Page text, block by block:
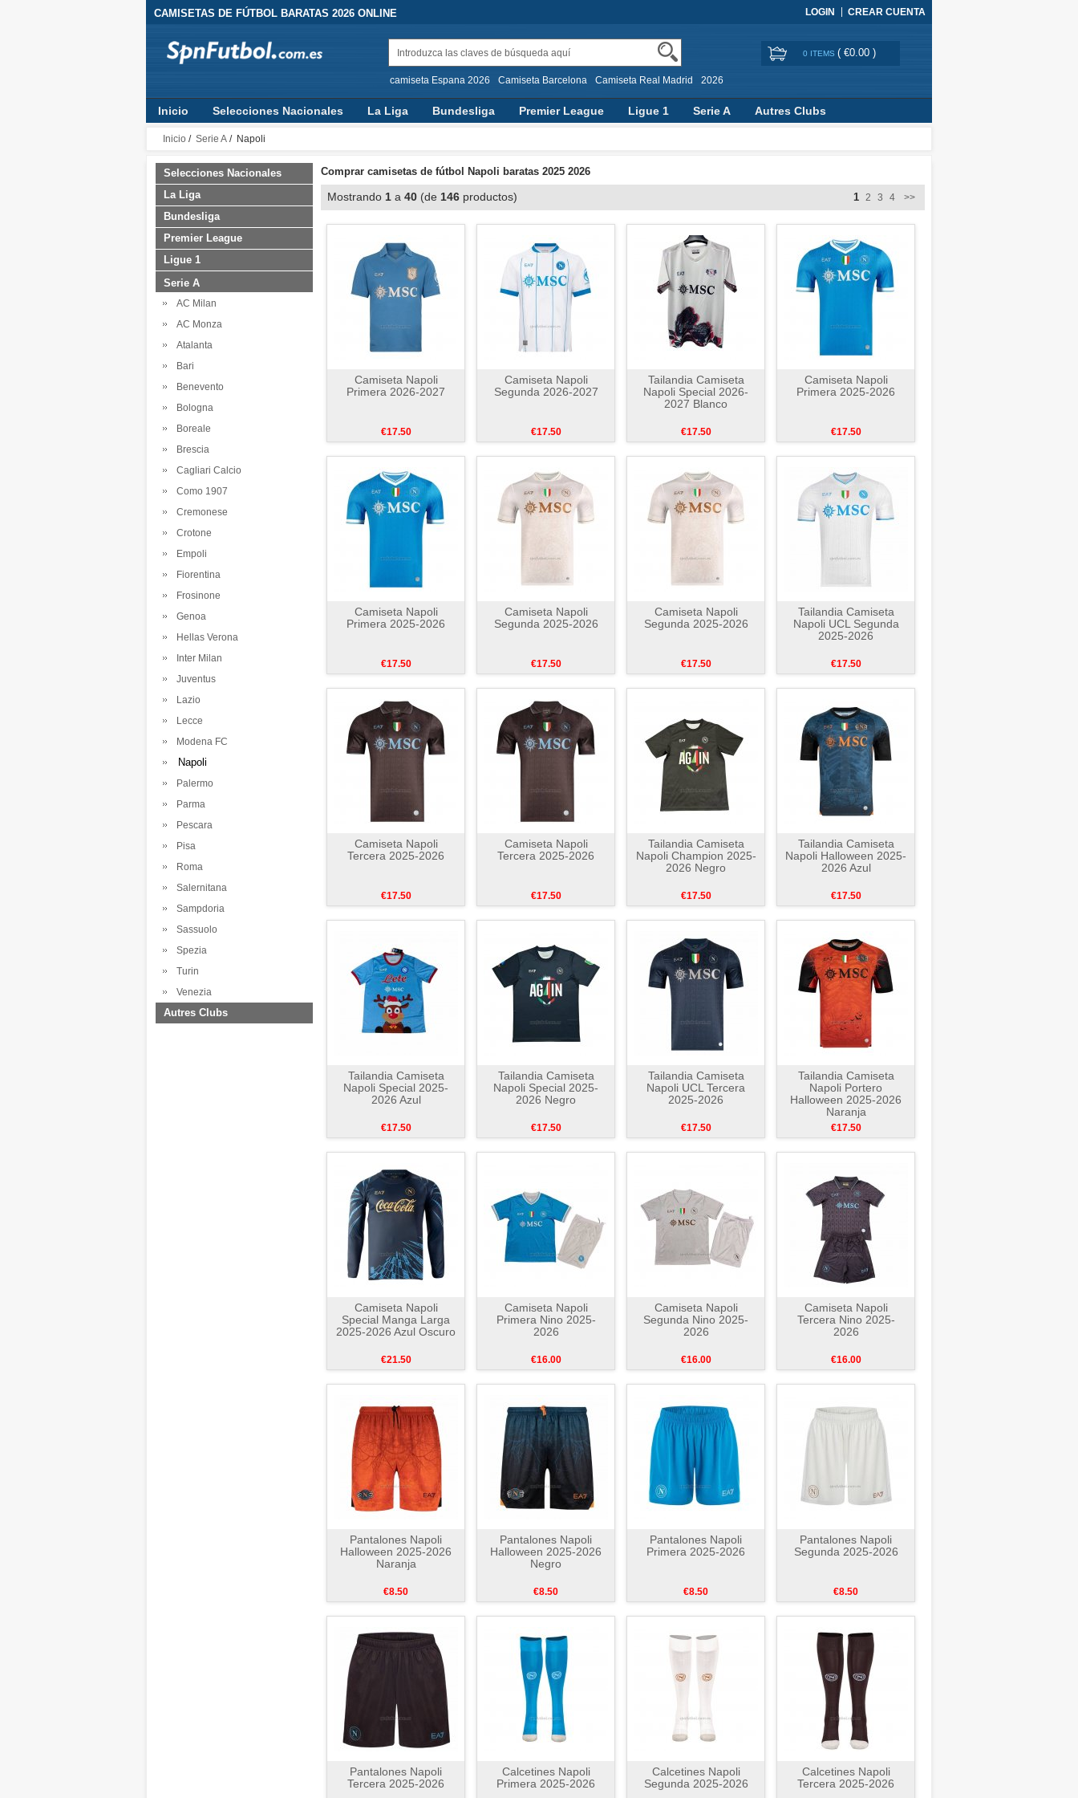
CAMISETAS DE FÚTBOL BARATAS 2026 ONLINE LOGIN CREAR CUENTA
camiseta Espana 2026 Camiseta Barcelona Camiseta Real Madrid 2026
0 ITEMS ( €0.00 )
Inicio Selecciones Nacionales La Liga Bundesliga Premier League Ligue 1 Serie A Autres Clubs
Inicio / Serie A / Napoli
Selecciones Nacionales
La Liga
Bundesliga
Premier League
Ligue 1
Serie A
AC Milan
AC Monza
Atalanta
Bari
Benevento
Bologna
Boreale
Brescia
Cagliari Calcio
Como 1907
Cremonese
Crotone
Empoli
Fiorentina
Frosinone
Genoa
Hellas Verona
Inter Milan
Juventus
Lazio
Lecce
Modena FC
Napoli
Palermo
Parma
Pescara
Pisa
Roma
Salernitana
Sampdoria
Sassuolo
Spezia
Turin
Venezia
Autres Clubs
Comprar camisetas de fútbol Napoli baratas 2025 2026
Mostrando 1 a 40 (de 146 productos) 1 2 3 4 >>
Camiseta Napoli
Primera 2026-2027
€17.50
Camiseta Napoli
Segunda 2026-2027
€17.50
Tailandia Camiseta
Napoli Special 2026-
2027 Blanco
€17.50
Camiseta Napoli
Primera 2025-2026
€17.50
Camiseta Napoli
Primera 2025-2026
€17.50
Camiseta Napoli
Segunda 2025-2026
€17.50
Camiseta Napoli
Segunda 2025-2026
€17.50
Tailandia Camiseta
Napoli UCL Segunda
2025-2026
€17.50
Camiseta Napoli
Tercera 2025-2026
€17.50
Camiseta Napoli
Tercera 2025-2026
€17.50
Tailandia Camiseta
Napoli Champion 2025-
2026 Negro
€17.50
Tailandia Camiseta
Napoli Halloween 2025-
2026 Azul
€17.50
Tailandia Camiseta
Napoli Special 2025-
2026 Azul
€17.50
Tailandia Camiseta
Napoli Special 2025-
2026 Negro
€17.50
Tailandia Camiseta
Napoli UCL Tercera
2025-2026
€17.50
Tailandia Camiseta
Napoli Portero
Halloween 2025-2026
Naranja
€17.50
Camiseta Napoli
Special Manga Larga
2025-2026 Azul Oscuro
€21.50
Camiseta Napoli
Primera Nino 2025-
2026
€16.00
Camiseta Napoli
Segunda Nino 2025-
2026
€16.00
Camiseta Napoli
Tercera Nino 2025-
2026
€16.00
Pantalones Napoli
Halloween 2025-2026
Naranja
€8.50
Pantalones Napoli
Halloween 2025-2026
Negro
€8.50
Pantalones Napoli
Primera 2025-2026
€8.50
Pantalones Napoli
Segunda 2025-2026
€8.50
Pantalones Napoli
Tercera 2025-2026
Calcetines Napoli
Primera 2025-2026
Calcetines Napoli
Segunda 2025-2026
Calcetines Napoli
Tercera 2025-2026